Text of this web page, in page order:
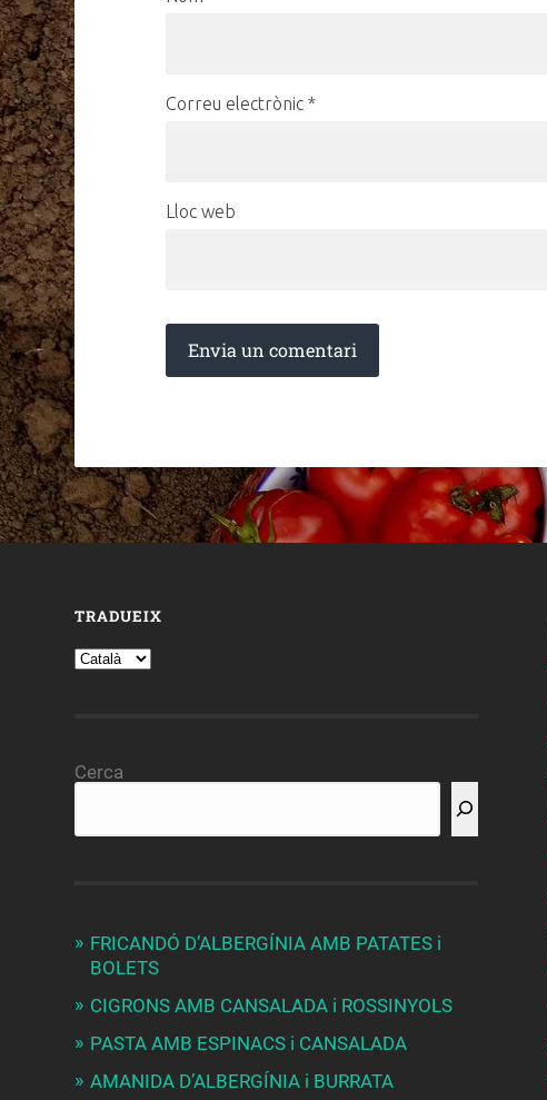
Correu electrònic *
Lloc web
TRADUEIX
Cerca
FRICANDÓ D’ALBERGÍNIA AMB PATATES i
BOLETS
CIGRONS AMB CANSALADA i ROSSINYOLS
PASTA AMB ESPINACS i CANSALADA
AMANIDA D’ALBERGÍNIA i BURRATA